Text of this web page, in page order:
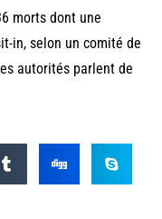
morts dont une
in, selon un comité de
autorités parlent de